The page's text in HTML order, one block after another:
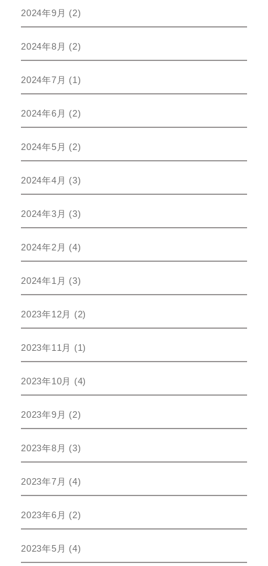
2024年9月 (2)
2024年8月 (2)
2024年7月 (1)
2024年6月 (2)
2024年5月 (2)
2024年4月 (3)
2024年3月 (3)
2024年2月 (4)
2024年1月 (3)
2023年12月 (2)
2023年11月 (1)
2023年10月 (4)
2023年9月 (2)
2023年8月 (3)
2023年7月 (4)
2023年6月 (2)
2023年5月 (4)